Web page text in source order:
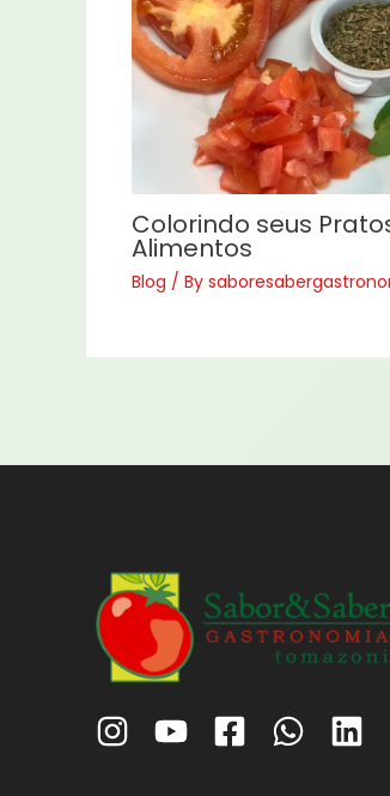
Colorindo seus
Alimentos
Blog / By